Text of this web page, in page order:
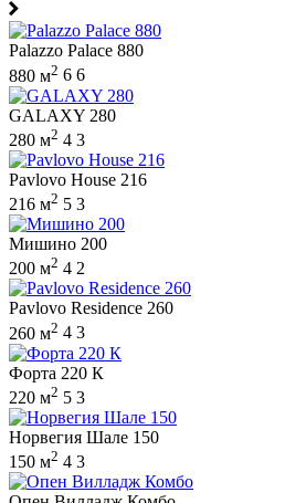
Palazzo Palace 880
880 м2 6 6
GALAXY 280
280 м2 4 3
Pavlovo House 216
216 м2 5 3
Мишино 200
200 м2 4 2
Pavlovo Residence 260
260 м2 4 3
Форта 220 К
220 м2 5 3
Норвегия Шале 150
150 м2 4 3